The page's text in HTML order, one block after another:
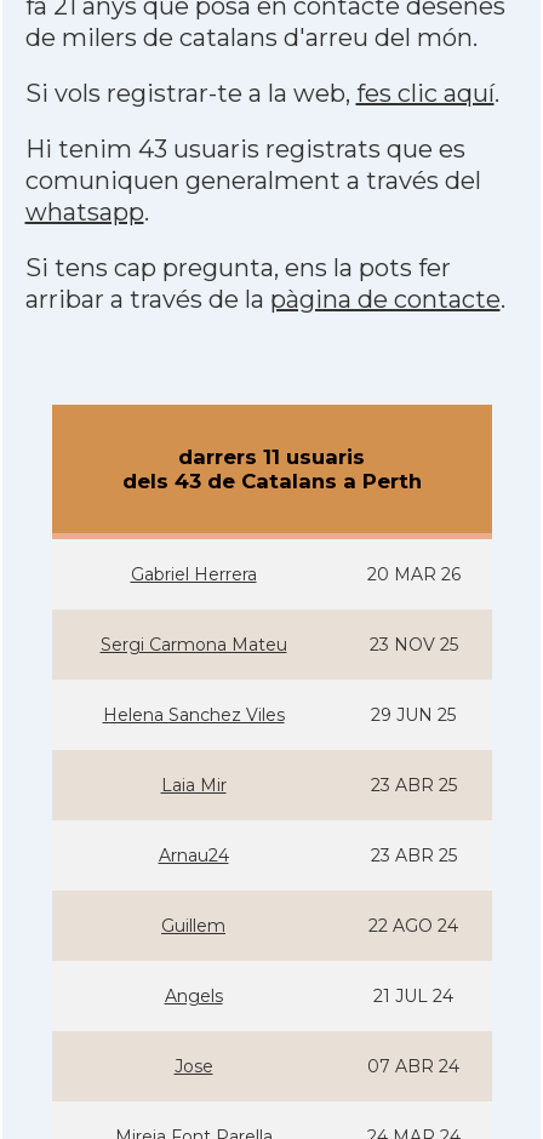
fa 21 anys que posa en contacte desenes
de milers de catalans d'arreu del món.
Si vols registrar-te a la web, fes clic aquí.
Hi tenim 43 usuaris registrats que es
comuniquen generalment a través del
whatsapp.
Si tens cap pregunta, ens la pots fer
arribar a través de la pàgina de contacte.
darrers 11 usuaris
dels 43 de Catalans a Perth
Gabriel Herrera 20 MAR 26
Sergi Carmona Mateu 23 NOV 25
Helena Sanchez Viles 29 JUN 25
Laia Mir 23 ABR 25
Arnau24 23 ABR 25
Guillem 22 AGO 24
Angels 21 JUL 24
Jose 07 ABR 24